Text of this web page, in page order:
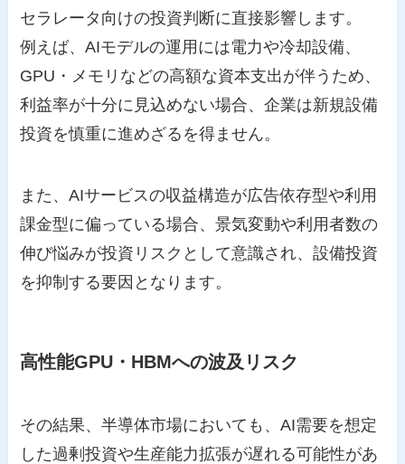
セラレータ向けの投資判断に直接影響します。
例えば、AIモデルの運用には電力や冷却設備、
GPU・メモリなどの高額な資本支出が伴うため、
利益率が十分に見込めない場合、企業は新規設備
投資を慎重に進めざるを得ません。
また、AIサービスの収益構造が広告依存型や利用
課金型に偏っている場合、景気変動や利用者数の
伸び悩みが投資リスクとして意識され、設備投資
を抑制する要因となります。
高性能GPU・HBMへの波及リスク
その結果、半導体市場においても、AI需要を想定
した過剰投資や生産能力拡張が遅れる可能性があ